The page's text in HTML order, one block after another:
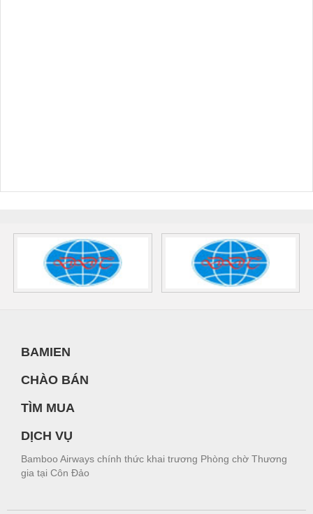
BAMIEN
CHÀO BÁN
TÌM MUA
DỊCH VỤ
Bamboo Airways chính thức khai trương Phòng chờ Thương
gia tại Côn Đảo